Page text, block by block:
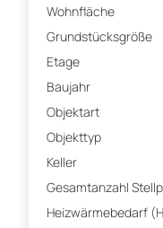
Wohnfläche
Grundstücksgröße
Etage
Baujahr
Objektart
Objekttyp
Keller
Gesamtanzahl
Heizwärmebedarf